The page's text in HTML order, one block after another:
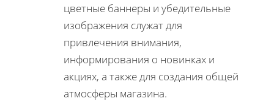
цветные баннеры и убедительные
изображения служат для
привлечения внимания,
информирования о новинках и
акциях, а также для создания общей
атмосферы магазина.